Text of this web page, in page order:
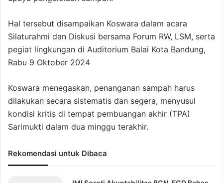
Hal tersebut disampaikan Koswara dalam acara
Silaturahmi dan Diskusi bersama Forum RW, LSM, serta
pegiat lingkungan di Auditorium Balai Kota Bandung,
Rabu 9 Oktober 2024
Koswara menegaskan, penanganan sampah harus
dilakukan secara sistematis dan segera, menyusul
kondisi kritis di tempat pembuangan akhir (TPA)
Sarimukti dalam dua minggu terakhir.
Rekomendasi untuk Dibaca